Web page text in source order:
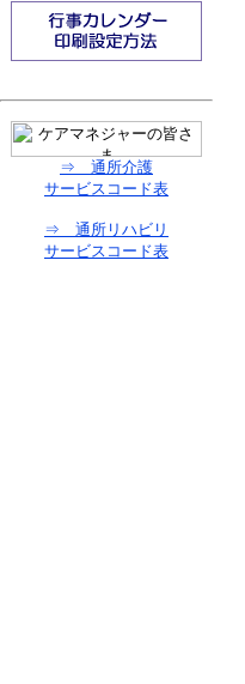
⇒ 通所介護
サービスコード表
⇒ 通所リハビリ
サービスコード表